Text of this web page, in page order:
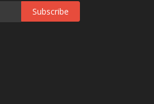
Subscribe